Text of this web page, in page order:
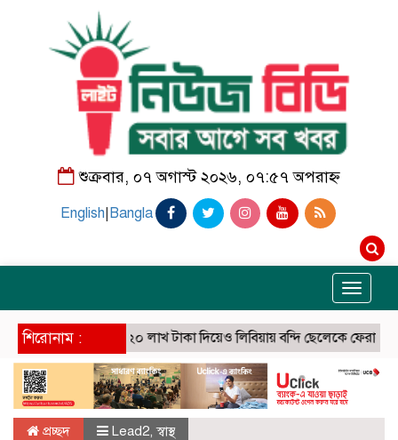
শুক্রবার, ০৭ অগাস্ট ২০২৬, ০৭:৫৭ অপরাহ্ন
English Bangla
Toggle
শিরোনাম : ২০ লাখ টাকা দিয়েও লিবিয়ায় বন্দি ছেলেকে ফেরাতে পারল
প্রচ্ছদ Lead2,স্বাস্থ